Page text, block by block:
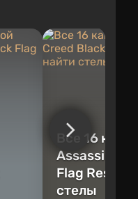
нарушите
Все 16
Assassin's
Flag
стелы